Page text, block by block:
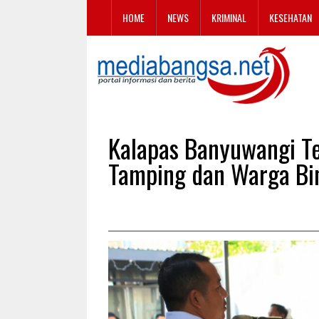
HOME NEWS KRIMINAL KESEHATAN
Kalapas Banyuwangi
Tamping dan Warga